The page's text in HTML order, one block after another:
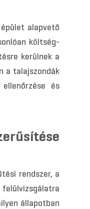
alapvető
költség-
kerülnek a
a talajszondák
és
rendszer, a
állapotban